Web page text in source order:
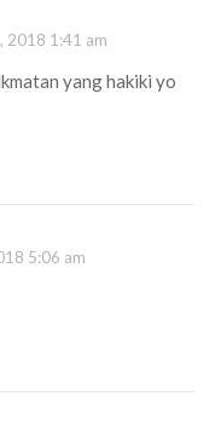
2018 1:41 am
yang hakiki yo
5:06 am